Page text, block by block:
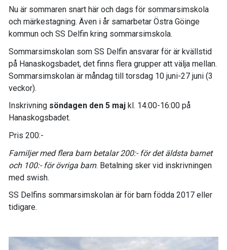
Nu är sommaren snart här och dags för sommarsimskola
och märkestagning. Även i år samarbetar Östra Göinge
kommun och SS Delfin kring sommarsimskola.
Sommarsimskolan som SS Delfin ansvarar för är kvällstid
på Hanaskogsbadet, det finns flera grupper att välja mellan.
Sommarsimskolan är måndag till torsdag 10 juni-27 juni (3
veckor).
Inskrivning söndagen den 5 maj kl. 14:00-16:00 på
Hanaskogsbadet.
Pris 200:-
Familjer med flera barn betalar 200:- för det äldsta barnet
och 100:- för övriga barn. Betalning sker vid inskrivningen
med swish.
SS Delfins sommarsimskolan är för barn födda 2017 eller
tidigare.